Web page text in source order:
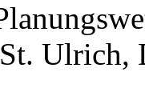
Ulrich,